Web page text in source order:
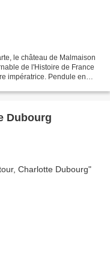
le château de Malmaison
de l'Histoire de France
impératrice. Pendule en
Dubourg